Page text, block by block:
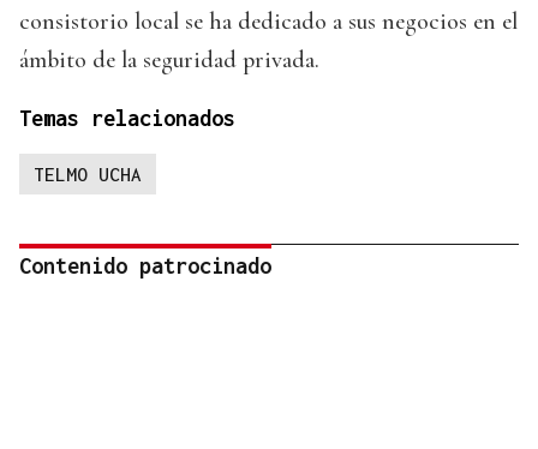
consistorio local se ha dedicado a sus negocios en el
ámbito de la seguridad privada.
Temas relacionados
TELMO UCHA
Contenido patrocinado